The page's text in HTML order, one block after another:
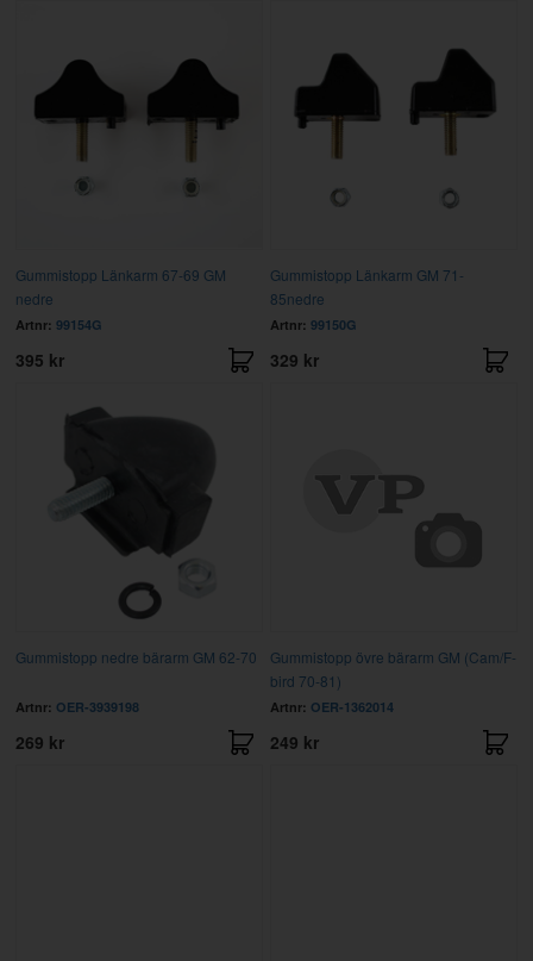
Gummistopp Länkarm 67-69 GM
nedre
Artnr: 99154G
395 kr
Gummistopp Länkarm GM 71-
85nedre
Artnr: 99150G
329 kr
Gummistopp nedre bärarm GM 62-70
Artnr: OER-3939198
269 kr
Gummistopp övre bärarm GM (Cam/F-
bird 70-81)
Artnr: OER-1362014
249 kr